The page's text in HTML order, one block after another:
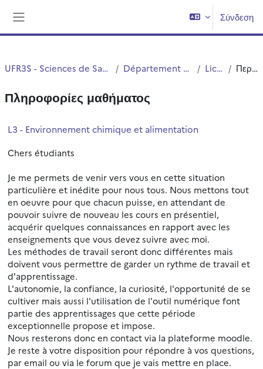
Σύνδεση
UFR3S - Sciences de Santé et du Sport Département UFR3S - ILIS Licence Περίληψη
Πληροφορίες μαθήματος
L3 - Environnement chimique et alimentation
Chers étudiants
Je me permets de venir vers vous en cette situation
particulière et inédite pour nous tous. Nous mettons tout
en oeuvre pour que chacun puisse, en attendant de
pouvoir suivre de nouveau les cours en présentiel,
acquérir quelques connaissances en rapport avec les
enseignements que vous devez suivre avec moi.
Les méthodes de travail seront donc différentes mais
doivent vous permettre de garder un rythme de travail et
d'apprentissage.
L'autonomie, la confiance, la curiosité, l'opportunité de se
cultiver mais aussi l'utilisation de l'outil numérique font
partie des apprentissages que cette période
exceptionnelle propose et impose.
Nous resterons donc en contact via la plateforme moodle.
Je reste à votre disposition pour répondre à vos questions,
par email ou via le forum que je vais mettre en place.